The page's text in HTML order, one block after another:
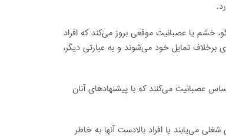
خشم یا عصبانیت موقعی بروز می‌کند که افراد
برخلاف تمایل خود می‌شوند و به عبارتی دیگر،
عصبانیت می‌کنند که با پیشنهادهای آنان
می‌یابند یا افراد بالادست آنها به خاطر